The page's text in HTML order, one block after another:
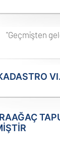
"Geçmişten